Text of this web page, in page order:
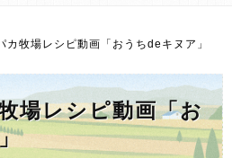
カ牧場レシピ動画「おうちdeキヌア」
場レシピ動画「お